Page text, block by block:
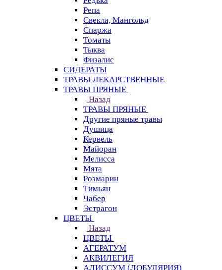
Репа
Свекла, Мангольд
Спаржа
Томаты
Тыква
Физалис
СИДЕРАТЫ
ТРАВЫ ЛЕКАРСТВЕННЫЕ
ТРАВЫ ПРЯНЫЕ
Назад
ТРАВЫ ПРЯНЫЕ
Другие пряные травы
Душица
Кервель
Майоран
Мелисса
Мята
Розмарин
Тимьян
Чабер
Эстрагон
ЦВЕТЫ
Назад
ЦВЕТЫ
АГЕРАТУМ
АКВИЛЕГИЯ
АЛИССУМ (ЛОБУЛЯРИЯ)